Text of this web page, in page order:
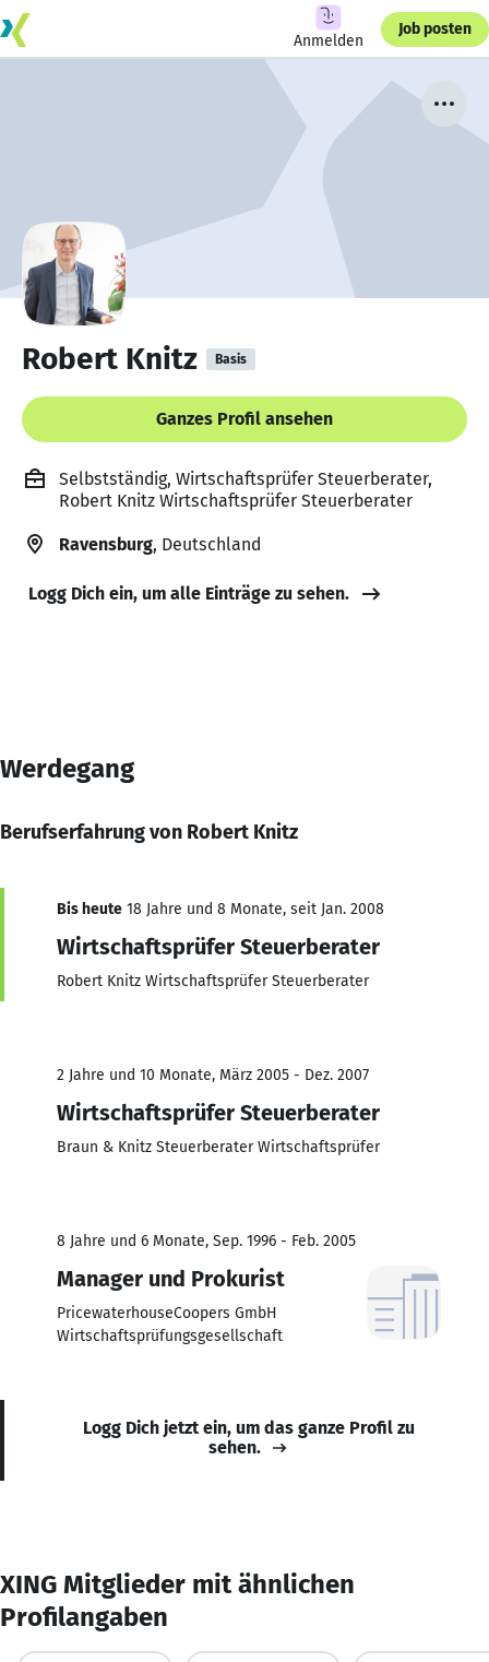
Anmelden
Job posten
Robert Knitz Basis
Ganzes Profil ansehen
Selbstständig, Wirtschaftsprüfer Steuerberater,
Robert Knitz Wirtschaftsprüfer Steuerberater
Ravensburg, Deutschland
Logg Dich ein, um alle Einträge zu sehen.
Werdegang
Berufserfahrung von Robert Knitz
Bis heute 18 Jahre und 8 Monate, seit Jan. 2008
Wirtschaftsprüfer Steuerberater
Robert Knitz Wirtschaftsprüfer Steuerberater
2 Jahre und 10 Monate, März 2005 - Dez. 2007
Wirtschaftsprüfer Steuerberater
Braun & Knitz Steuerberater Wirtschaftsprüfer
8 Jahre und 6 Monate, Sep. 1996 - Feb. 2005
Manager und Prokurist
PricewaterhouseCoopers GmbH
Wirtschaftsprüfungsgesellschaft
Logg Dich jetzt ein, um das ganze Profil zu
sehen.
XING Mitglieder mit ähnlichen
Profilangaben